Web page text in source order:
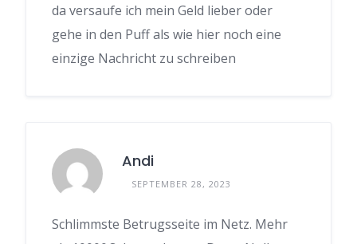
da versaufe ich mein Geld lieber oder
gehe in den Puff als wie hier noch eine
einzige Nachricht zu schreiben
Andi
SEPTEMBER 28, 2023
Schlimmste Betrugsseite im Netz. Mehr